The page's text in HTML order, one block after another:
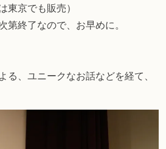
東京でも販売）
第終了なので、お早めに。
る、ユニークなお話などを経て、